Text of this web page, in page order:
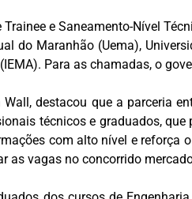
e Saneamento-Nível
do Maranhão (Uema),
Para as chamadas, o
destacou que a parceria
técnicos e graduados,
com alto nível e
as vagas no concorrido